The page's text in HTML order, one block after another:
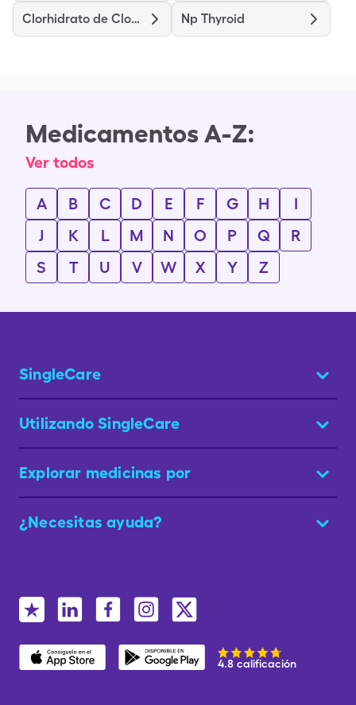
Clorhidrato de Clomipramina Np Thyroid
Medicamentos A-Z:
Ver todos
A B C D E F G H
I
J
K L M N O P Q
R
S
T U V W X Y Z
SingleCare
Utilizando SingleCare
Explorar medicinas por
¿Necesitas ayuda?
4.8 calificación